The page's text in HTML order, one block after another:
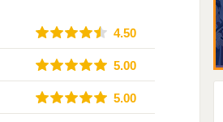
4.50
4.50
5.00
5.00
5.00
5.00